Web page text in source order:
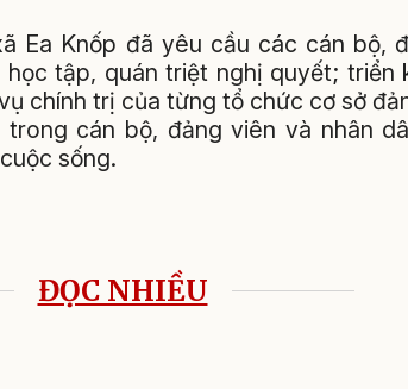
Ea Knốp đã yêu cầu các cán bộ,
tập, quán triệt nghị quyết; triển
chính trị của từng tổ chức cơ sở
trong cán bộ, đảng viên và nhân
sống.
ĐỌC NHIỀU